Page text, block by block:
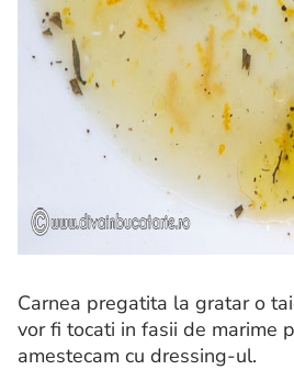
Carnea pregatita la gratar o
vor fi tocati in fasii de marime
amestecam cu dressing-ul.